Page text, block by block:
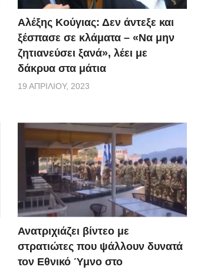
Αλέξης Κούγιας: Δεν άντεξε και
ξέσπασε σε κλάματα – «Να μην
ζητιανεύσει ξανά», λέει με
δάκρυα στα μάτια
19 ΑΠΡΙΛΊΟΥ, 2023
Ανατριχιάζει βίντεο με
στρατιώτες που ψάλλουν δυνατά
τον Εθνικό Ύμνο στο